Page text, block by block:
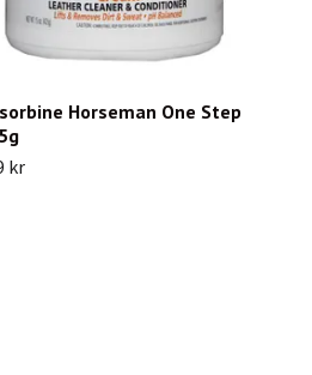
Horseman One Step
kr